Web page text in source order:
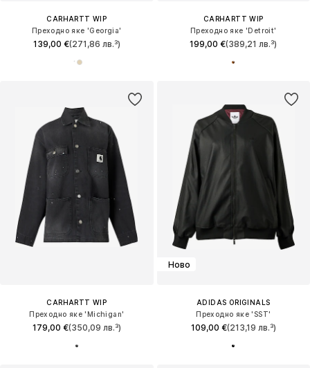
CARHARTT WIP
Преходно яке 'Georgia'
139,00 €(271,86 лв.³)
CARHARTT WIP
Преходно яке 'Detroit'
199,00 €(389,21 лв.³)
CARHARTT WIP
Преходно яке 'Michigan'
179,00 €(350,09 лв.³)
Ново
ADIDAS ORIGINALS
Преходно яке 'SST'
109,00 €(213,19 лв.³)